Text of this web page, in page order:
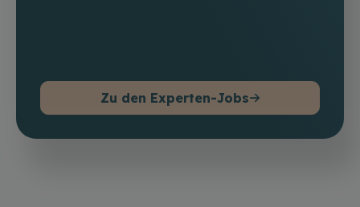
Zu den Experten-Jobs